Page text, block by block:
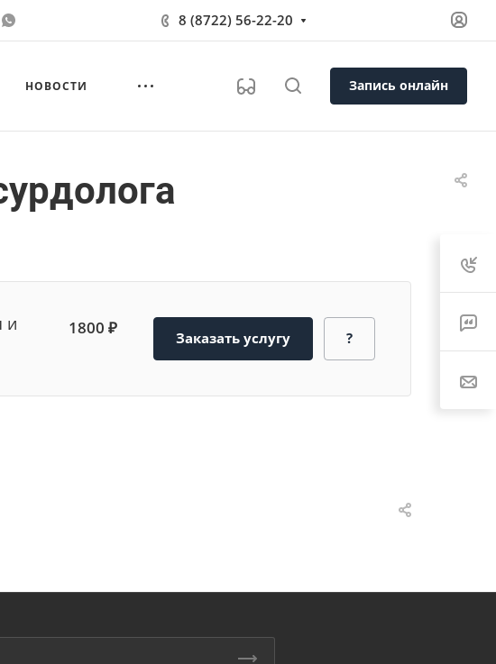
8 (8722) 56-22-20
НОВОСТИ Запись онлайн
и
1800 ₽ Заказать услугу ?